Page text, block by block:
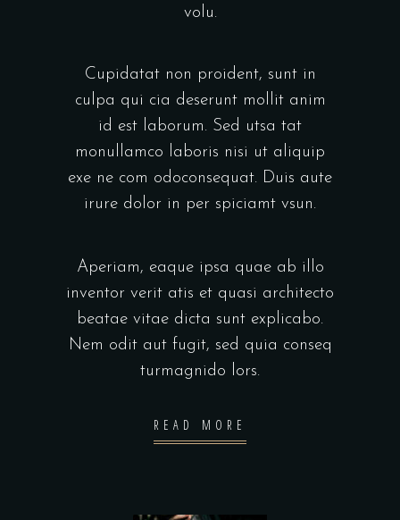
volu.
Cupidatat non proident, sunt in
culpa qui cia deserunt mollit anim
id est laborum. Sed utsa tat
monullamco laboris nisi ut aliquip
exe ne com odoconsequat. Duis aute
irure dolor in per spiciamt vsun.
Aperiam, eaque ipsa quae ab illo
inventor verit atis et quasi architecto
beatae vitae dicta sunt explicabo.
Nem odit aut fugit, sed quia conseq
turmagnido lors.
READ MORE